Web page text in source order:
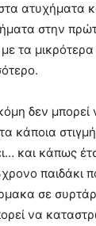
ατυχήματα
στην
με τα
δεν μπορεί
κάποια
και κάπως
παιδάκι
σε
να